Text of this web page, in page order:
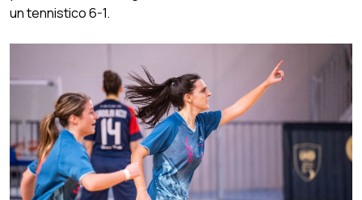
un tennistico 6-1.